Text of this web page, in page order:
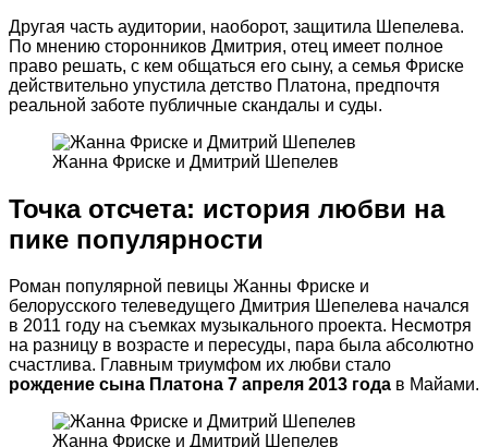
Другая часть аудитории, наоборот, защитила Шепелева.
По мнению сторонников Дмитрия, отец имеет полное
право решать, с кем общаться его сыну, а семья Фриске
действительно упустила детство Платона, предпочтя
реальной заботе публичные скандалы и суды.
Жанна Фриске и Дмитрий Шепелев
Точка отсчета: история любви на
пике популярности
Роман популярной певицы Жанны Фриске и
белорусского телеведущего Дмитрия Шепелева начался
в 2011 году на съемках музыкального проекта. Несмотря
на разницу в возрасте и пересуды, пара была абсолютно
счастлива. Главным триумфом их любви стало
рождение сына Платона 7 апреля 2013 года в Майами.
Жанна Фриске и Дмитрий Шепелев